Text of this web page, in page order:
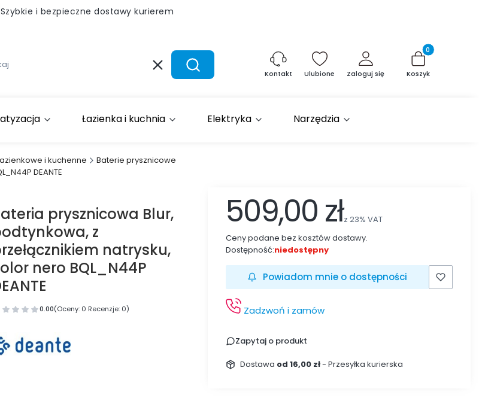
Szybkie i bezpieczne dostawy kurierem
WyczyśćSzukaj Kontakt Ulubione Zaloguj się
Produkty w
Koszyk
Łazienka i kuchnia Elektryka Narzędzia
i kuchenne
Baterie prysznicowe
DEANTE
prysznicowa Blur,
z
natrysku,
nero BQL_N44P
0.00(Oceny: 0 Recenzje: 0)
509,00 złz 23% VAT
Ceny podane bez kosztów dostawy.
Dostępność:niedostępny
Powiadom mnie o dostępności
Zadzwoń i zamów
Zapytaj o produkt
Dostawa od 16,00 zł- Przesyłka kurierska